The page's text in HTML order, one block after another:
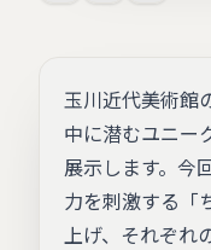
玉川近代美術館
中に潜むユニー
展示します。今
力を刺激する「
上げ、それぞれ